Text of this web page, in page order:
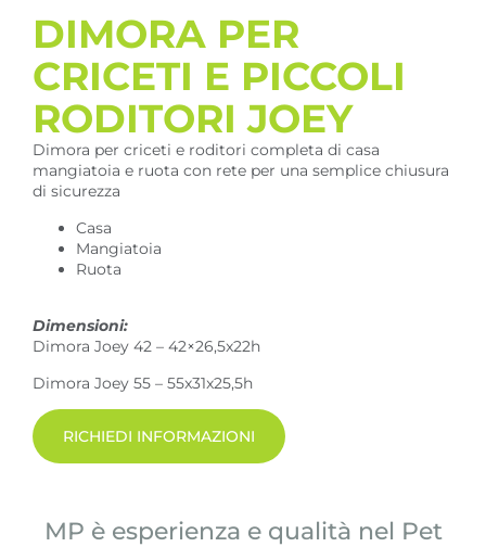
DIMORA PER
CRICETI E PICCOLI
RODITORI JOEY
Dimora per criceti e roditori completa di casa
mangiatoia e ruota con rete per una semplice chiusura
di sicurezza
Casa
Mangiatoia
Ruota
Dimensioni:
Dimora Joey 42 – 42×26,5x22h
Dimora Joey 55 – 55x31x25,5h
RICHIEDI INFORMAZIONI
MP è esperienza e qualità nel Pet